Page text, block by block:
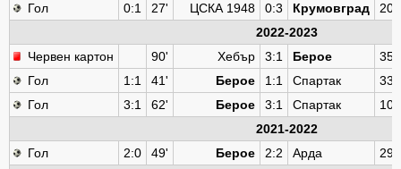
Гол
0:1 27' ЦСКА 1948 0:3 Крумовград
20
2022-2023
Червен картон
90' Хебър 3:1 Берое
35
Гол
1:1 41' Берое 1:1 Спартак
33
Гол
3:1 62' Берое 3:1 Спартак
10
2021-2022
Гол
2:0 49' Берое 2:2 Арда
29